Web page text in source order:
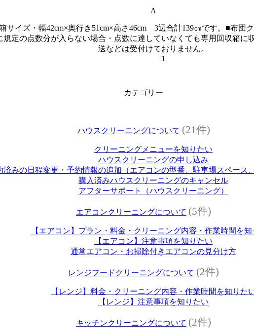
A
イズ・幅42cm×奥行き51cm×高さ46cm 3辺合計139㎝です。■布団
定の点数分が入らない場合・点数に達していなくても専用回収箱に
送などは受付けておりません。
1
カテゴリー
ハウスクリーニングについて (21件)
クリーニングメニューを知りたい
ハウスクリーニングの申し込み
済みの日程変更・予約情報の追加（エアコンの型番、駐車場スペース
購入済みハウスクリーニングのキャンセル
アフターサポート（ハウスクリーニング）
エアコンクリーニングについて (5件)
【エアコン】プラン・料金・クリーニング内容・作業時間を知
【エアコン】注意事項を知りたい
通常エアコン・お掃除付きエアコンの見分け方
レンジフードクリーニングについて (2件)
【レンジ】料金・クリーニング内容・作業時間を知りた
【レンジ】注意事項を知りたい
キッチンクリーニングについて (2件)